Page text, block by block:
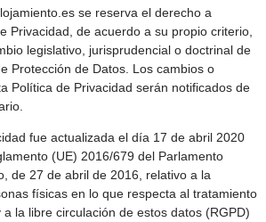
se reserva el derecho a
Privacidad, de acuerdo a su propio criterio,
legislativo, jurisprudencial o doctrinal de
Protección de Datos. Los cambios o
Política de Privacidad serán notificados de
fue actualizada el día 17 de abril 2020
(UE) 2016/679 del Parlamento
de 27 de abril de 2016, relativo a la
físicas en lo que respecta al tratamiento
la libre circulación de estos datos (RGPD)